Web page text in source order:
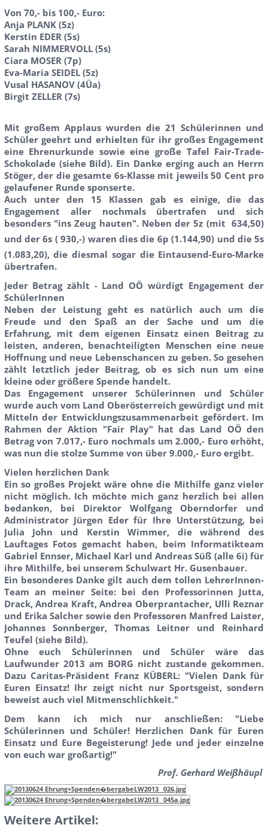
Von 70,- bis 100,- Euro:
Anja PLANK (5z)
Kerstin EDER (5s)
Sarah NIMMERVOLL (5s)
Ciara MOSER (7p)
Eva-Maria SEIDEL (5z)
Vusal HASANOV (4Üa)
Birgit ZELLER (7s)
Mit großem Applaus wurden die 21 Schülerinnen und
Schüler geehrt und erhielten für ihr großes Engagement
eine Ehrenurkunde sowie eine große Tafel Fair-Trade-
Schokolade (siehe Bild). Ein Danke erging auch an Herrn
Stöger, der die gesamte 6s-Klasse mit jeweils 50 Cent pro
gelaufener Runde sponserte.
Auch unter den 15 Klassen gab es einige, die das
Engagement aller nochmals übertrafen und sich
besonders "ins Zeug hauten". Neben der 5z (mit  634,50)
und der 6s ( 930,-) waren dies die 6p (1.144,90) und die 5s
(1.083,20), die diesmal sogar die Eintausend-Euro-Marke
übertrafen.
Jeder Betrag zählt - Land OÖ würdigt Engagement der
SchülerInnen
Neben der Leistung geht es natürlich auch um die
Freude und den Spaß an der Sache und um die
Erfahrung, mit dem eigenen Einsatz einen Beitrag zu
leisten, anderen, benachteiligten Menschen eine neue
Hoffnung und neue Lebenschancen zu geben. So gesehen
zählt letztlich jeder Beitrag, ob es sich nun um eine
kleine oder größere Spende handelt.
Das Engagement unserer Schülerinnen und Schüler
wurde auch vom Land Oberösterreich gewürdigt und mit
Mitteln der Entwicklungszusammenarbeit gefördert. Im
Rahmen der Aktion "Fair Play" hat das Land OÖ den
Betrag von 7.017,- Euro nochmals um 2.000,- Euro erhöht,
was nun die stolze Summe von über 9.000,- Euro ergibt.
Vielen herzlichen Dank
Ein so großes Projekt wäre ohne die Mithilfe ganz vieler
nicht möglich. Ich möchte mich ganz herzlich bei allen
bedanken, bei Direktor Wolfgang Oberndorfer und
Administrator Jürgen Eder für Ihre Unterstützung, bei
Julia John und Kerstin Wimmer, die während des
Lauftages Fotos gemacht haben, beim Informatikteam
Gabriel Ennser, Michael Karl und Andreas Süß (alle 6i) für
ihre Mithilfe, bei unserem Schulwart Hr. Gusenbauer.
Ein besonderes Danke gilt auch dem tollen LehrerInnen-
Team an meiner Seite: bei den Professorinnen Jutta,
Drack, Andrea Kraft, Andrea Oberprantacher, Ulli Reznar
und Erika Salcher sowie den Professoren Manfred Laister,
Johannes Sonnberger, Thomas Leitner und Reinhard
Teufel (siehe Bild).
Ohne euch Schülerinnen und Schüler wäre das
Laufwunder 2013 am BORG nicht zustande gekommen.
Dazu Caritas-Präsident Franz KÜBERL: "Vielen Dank für
Euren Einsatz! Ihr zeigt nicht nur Sportsgeist, sondern
beweist auch viel Mitmenschlichkeit."
Dem kann ich mich nur anschließen: "Liebe
Schülerinnen und Schüler! Herzlichen Dank für Euren
Einsatz und Eure Begeisterung! Jede und jeder einzelne
von euch war großartig!"
Prof. Gerhard Weißhäupl
Weitere Artikel: